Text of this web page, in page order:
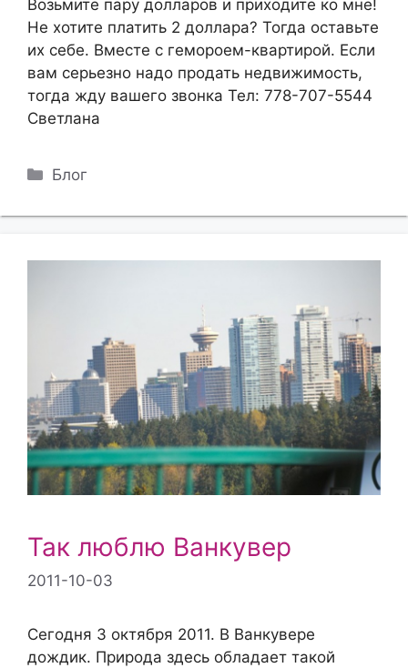
Возьмите пару долларов и приходите ко мне!
Не хотите платить 2 доллара? Тогда оставьте
их себе. Вместе с гемороем-квартирой. Если
вам серьезно надо продать недвижимость,
тогда жду вашего звонка Тел: 778-707-5544
Светлана
Рубрики
Блог
Так люблю Ванкувер
2011-10-03
Сегодня 3 октября 2011. В Ванкувере
дождик. Природа здесь обладает такой